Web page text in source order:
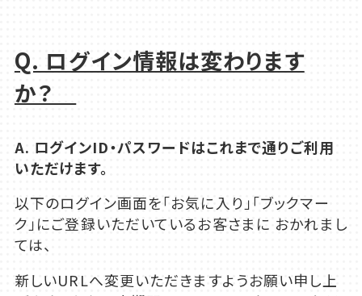
Q. ログイン情報は変わります
か？
A. ログインID・パスワードはこれまで通りご利用
いただけます。
以下のログイン画面を「お気に入り」「ブックマー
ク」にご登録いただいているお客さまに おかれまし
ては、
新しいURLへ変更いただきますようお願い申し上